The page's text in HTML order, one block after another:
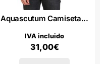
Aquascutum Camiseta...
31,00€
IVA incluido